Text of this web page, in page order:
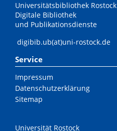
Universitätsbibliothek Rostock
Digitale Bibliothek
und Publikationsdienste
digibib.ub(at)uni-rostock.de
Service
Impressum
Datenschutzerklärung
Sitemap
Universität Rostock